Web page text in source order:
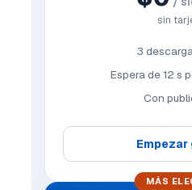
sin
3
Espera de 12 s
Con
Empezar
MÁS